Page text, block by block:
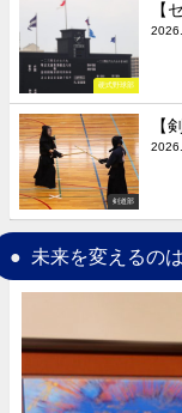
硬式野球部
【
剣道部
【
未来を変えるの